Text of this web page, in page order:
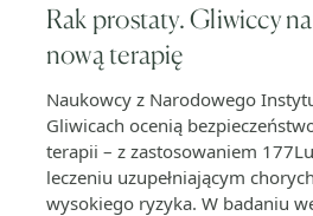
Rak prostaty. Gliwiccy
nową terapię
Naukowcy z Narodowego
Gliwicach ocenią
terapii – z zastosowaniem
leczeniu uzupełniającym
wysokiego ryzyka. W badaniu